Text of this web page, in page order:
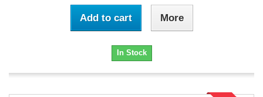
Add to cart More
In Stock